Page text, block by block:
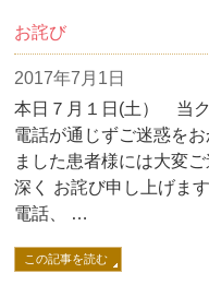
お詫び
2017年7月1日
本日７月１日(土） 当
電話が通じずご迷惑を
ました患者様には大変
深く お詫び申し上げま
電話、 …
この記事を読む